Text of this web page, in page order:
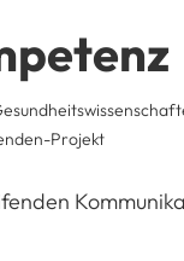
Projekt